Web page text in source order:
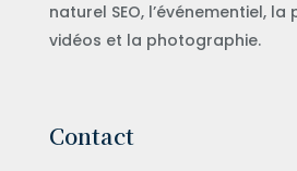
naturel SEO, l’événementiel,
vidéos et la photographie.
Contact